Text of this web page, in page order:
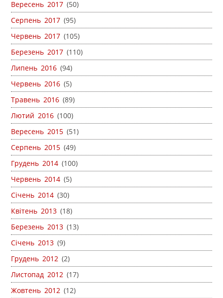
Вересень 2017 (50)
Серпень 2017 (95)
Червень 2017 (105)
Березень 2017 (110)
Липень 2016 (94)
Червень 2016 (5)
Травень 2016 (89)
Лютий 2016 (100)
Вересень 2015 (51)
Серпень 2015 (49)
Грудень 2014 (100)
Червень 2014 (5)
Січень 2014 (30)
Квітень 2013 (18)
Березень 2013 (13)
Січень 2013 (9)
Грудень 2012 (2)
Листопад 2012 (17)
Жовтень 2012 (12)